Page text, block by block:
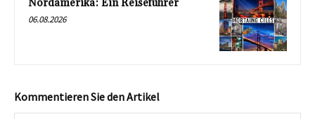
Nordamerika: Ein Reiseführer
06.08.2026
Kommentieren Sie den Artikel